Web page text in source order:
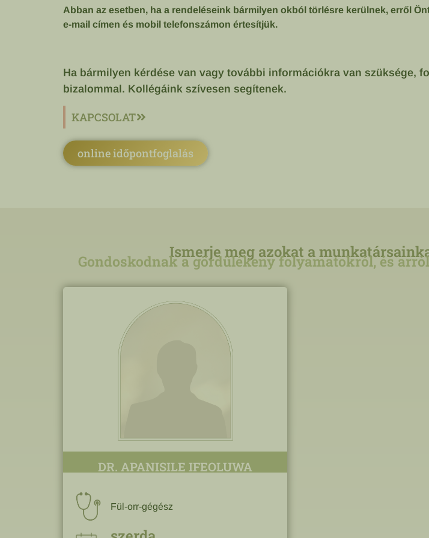
Abban az esetben, ha a rendeléseink bármilyen okból törlésre kerülnek, erről
e-mail címen és mobil telefonszámon értesítjük.
Ha bármilyen kérdése van vagy további információkra van szüksége,
bizalommal. Kollégáink szívesen segítenek.
KAPCSOLAT
online időpontfoglalás
Ismerje meg azokat a
Gondoskodnak a gördülékeny folyamatokról, és
DR. APANISILE IFEOLUWA
Fül-orr-gégész